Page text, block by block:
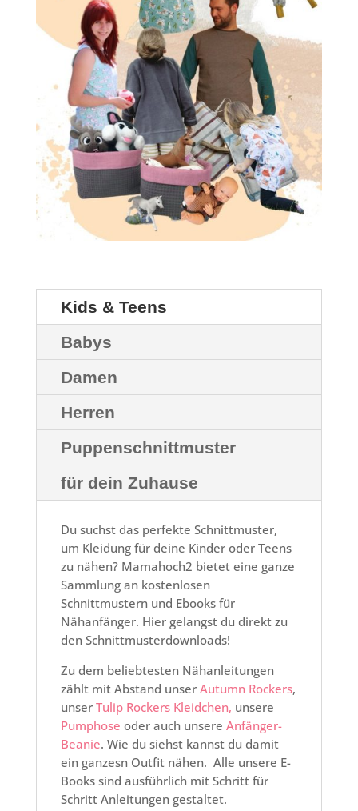
Kids & Teens
Babys
Damen
Herren
Puppenschnittmuster
für dein Zuhause
Du suchst das perfekte Schnittmuster,
um Kleidung für deine Kinder oder Teens
zu nähen? Mamahoch2 bietet eine ganze
Sammlung an kostenlosen
Schnittmustern und Ebooks für
Nähanfänger. Hier gelangst du direkt zu
den Schnittmusterdownloads!
Zu dem beliebtesten Nähanleitungen
zählt mit Abstand unser Autumn Rockers,
unser Tulip Rockers Kleidchen, unsere
Pumphose oder auch unsere Anfänger-
Beanie. Wie du siehst kannst du damit
ein ganzesn Outfit nähen. Alle unsere E-
Books sind ausführlich mit Schritt für
Schritt Anleitungen gestaltet.